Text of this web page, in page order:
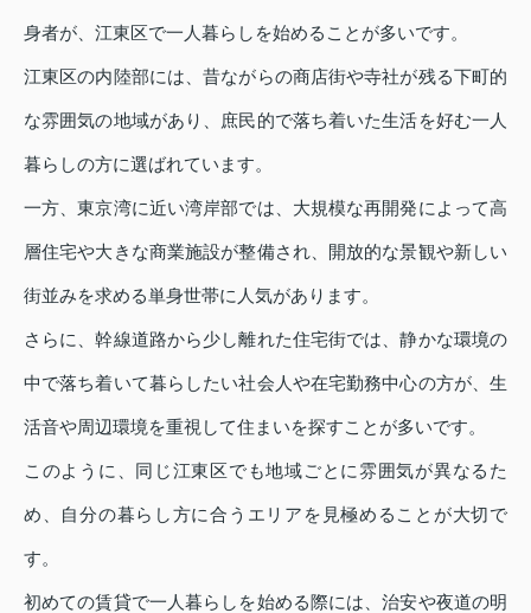
身者が、江東区で一人暮らしを始めることが多いです。
江東区の内陸部には、昔ながらの商店街や寺社が残る下町的
な雰囲気の地域があり、庶民的で落ち着いた生活を好む一人
暮らしの方に選ばれています。
一方、東京湾に近い湾岸部では、大規模な再開発によって高
層住宅や大きな商業施設が整備され、開放的な景観や新しい
街並みを求める単身世帯に人気があります。
さらに、幹線道路から少し離れた住宅街では、静かな環境の
中で落ち着いて暮らしたい社会人や在宅勤務中心の方が、生
活音や周辺環境を重視して住まいを探すことが多いです。
このように、同じ江東区でも地域ごとに雰囲気が異なるた
め、自分の暮らし方に合うエリアを見極めることが大切で
す。
初めての賃貸で一人暮らしを始める際には、治安や夜道の明